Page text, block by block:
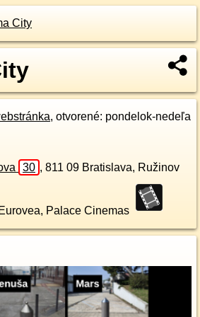
City
, otvorené: pondelok-nedeľa
30 , 811 09 Bratislava, Ružinov
Palace Cinemas